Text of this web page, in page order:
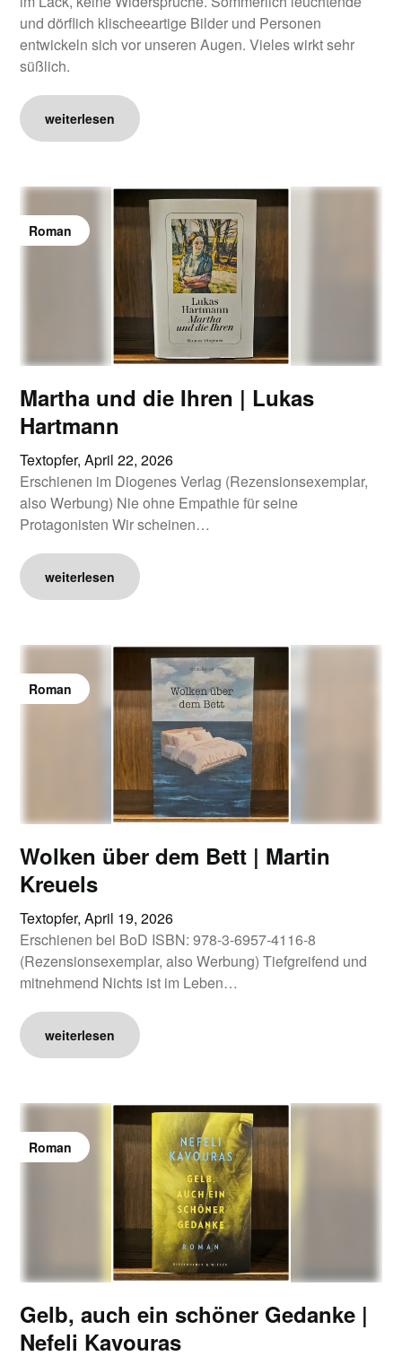
und dörflich klischeeartige Bilder und Personen
entwickeln sich vor unseren Augen. Vieles wirkt sehr
süßlich.
weiterlesen
Roman
Martha und die Ihren | Lukas
Hartmann
Textopfer,April 22, 2026
Erschienen im Diogenes Verlag (Rezensionsexemplar,
also Werbung) Nie ohne Empathie für seine
Protagonisten Wir scheinen…
weiterlesen
Roman
Wolken über dem Bett | Martin
Kreuels
Textopfer,April 19, 2026
Erschienen bei BoD ISBN: 978-3-6957-4116-8
(Rezensionsexemplar, also Werbung) Tiefgreifend und
mitnehmend Nichts ist im Leben…
weiterlesen
Roman
Gelb, auch ein schöner Gedanke |
Nefeli Kavouras